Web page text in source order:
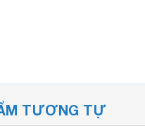
TƯƠNG TỰ